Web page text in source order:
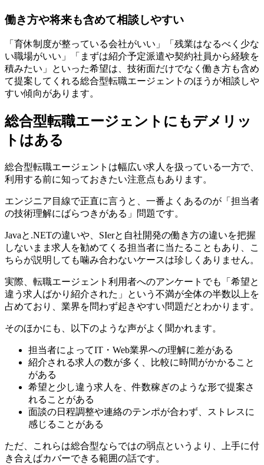
働き方や将来も含めて相談しやすい
「育休制度が整っている会社がいい」「残業はなるべく少な
い職場がいい」「まずは紹介予定派遣や契約社員から経験を
積みたい」といった希望は、技術面だけでなく働き方も含め
て提案してくれる総合型転職エージェントのほうが相談しや
すい傾向があります。
総合型転職エージェントにもデメリッ
トはある
総合型転職エージェントは幅広い求人を扱っている一方で、
利用する前に知っておきたい注意点もあります。
エンジニア目線で正直に言うと、一番よくあるのが「担当者
の技術理解にばらつきがある」問題です。
Javaと.NETの違いや、SIerと自社開発の働き方の違いを把握
しないまま求人を勧めてくる担当者に当たることもあり、こ
ちらが説明しても噛み合わないケースは珍しくありません。
実際、転職エージェント利用者へのアンケートでも「希望と
違う求人ばかり紹介された」という不満が全体の半数以上を
占めており、業界を問わず起きやすい問題だとわかります。
そのほかにも、以下のような声がよく聞かれます。
担当者によってIT・Web業界への理解に差がある
紹介される求人の数が多く、比較に時間がかかること
がある
希望と少し違う求人を、件数稼ぎのような形で提案さ
れることがある
面談の日程調整や連絡のテンポが合わず、ストレスに
感じることがある
ただ、これらは総合型ならではの弱点というより、上手に付
き合えばカバーできる範囲の話です。